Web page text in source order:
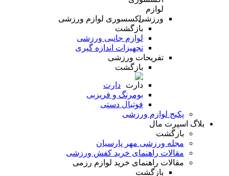
اکسسوری لوازم ورزشی
بازگشت
لوازم جانبی ورزشی
تجهیزات اندازه گیری
تفریحات ورزشی
بازگشت
دارت
بومرنگ و فریزبی
فوتبال دستی
پکیج لوازم ورزشی
بلاگ اسپرت مال
بازگشت
مجله ورزشی مهر پارسیان
مقالات راهنمای خرید کفش ورزشی
مقالات راهنمای خرید لوازم رزمی
بازگشت